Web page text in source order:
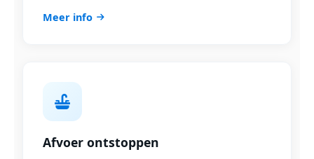
Meer info
Afvoer ontstoppen